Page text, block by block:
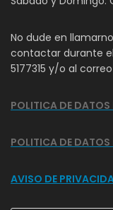
No dude en
contactar durante
5177315 y/o al
POLITICA DE DATOS
POLITICA DE DATOS
AVISO DE